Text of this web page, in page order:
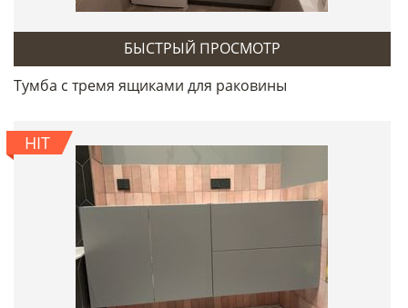
БЫСТРЫЙ ПРОСМОТР
Тумба с тремя ящиками для раковины
HIT